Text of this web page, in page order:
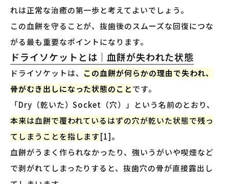
れは正常な治癒の第一歩と考えてよいでしょう。
この血餅を守ることが、抜歯後のスムーズな回復につな
がる最も重要なポイントになります。
ドライソケットとは｜血餅が失われた状態
ドライソケットは、 この血餅が何らかの理由で失われ、
骨がむき出しになった状態のことです。
「Dry（乾いた）Socket（穴）」という名前のとおり、
本来は血餅で覆われているはずの穴が乾いた状態で残っ
てしまうことを指します[1]。
血餅がうまく作られなかったり、強いうがいや喫煙など
で剥がれてしまったりすると、抜歯穴の骨が直接露出し